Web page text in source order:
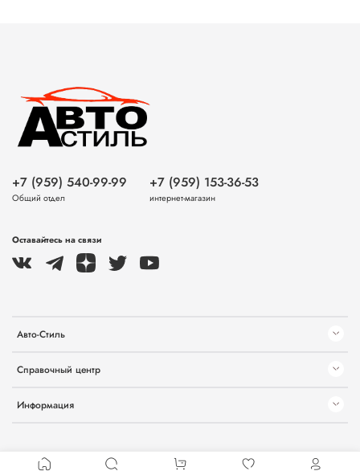
Авто-Стиль
Справочный центр
Информация
+7 (959) 540-99-99
Общий отдел
+7 (959) 153-36-53
интернет-магазин
Оставайтесь на связи